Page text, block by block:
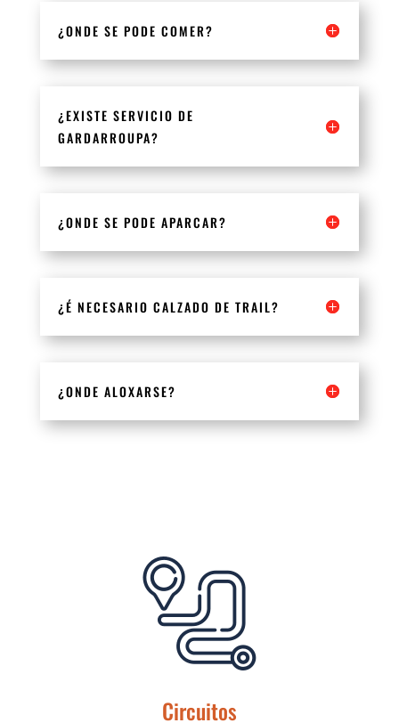
¿ONDE SE PODE COMER?
¿EXISTE SERVICIO DE
GARDARROUPA?
¿ONDE SE PODE APARCAR?
¿É NECESARIO CALZADO DE TRAIL?
¿ONDE ALOXARSE?
Circuitos